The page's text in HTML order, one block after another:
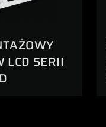
LCD SERII